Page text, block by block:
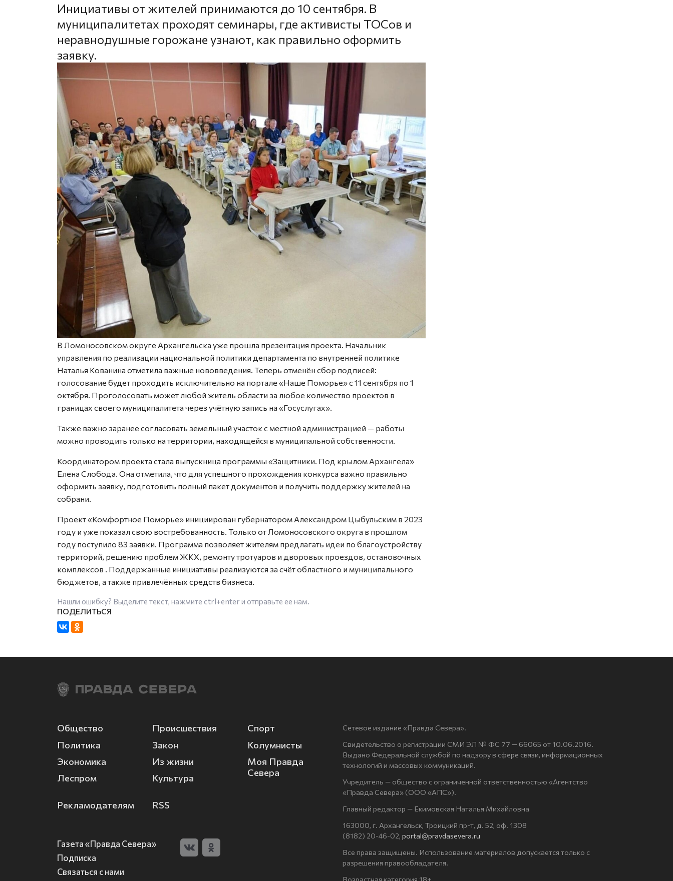
Инициативы от жителей принимаются до 10 сентября. В
муниципалитетах проходят семинары, где активисты ТОСов и
неравнодушные горожане узнают, как правильно оформить
заявку.
В Ломоносовском округе Архангельска уже прошла презентация проекта. Начальник
управления по реализации национальной политики департамента по внутренней политике
Наталья Кованина отметила важные нововведения. Теперь отменён сбор подписей:
голосование будет проходить исключительно на портале «Наше Поморье» с 11 сентября по 1
октября. Проголосовать может любой житель области за любое количество проектов в
границах своего муниципалитета через учётную запись на «Госуслугах».
Также важно заранее согласовать земельный участок с местной администрацией — работы
можно проводить только на территории, находящейся в муниципальной собственности.
Координатором проекта стала выпускница программы «Защитники. Под крылом Архангела»
Елена Слобода. Она отметила, что для успешного прохождения конкурса важно правильно
оформить заявку, подготовить полный пакет документов и получить поддержку жителей на
собрани.
Проект «Комфортное Поморье» инициирован губернатором Александром Цыбульским в 2023
году и уже показал свою востребованность. Только от Ломоносовского округа в прошлом
году поступило 83 заявки. Программа позволяет жителям предлагать идеи по благоустройству
территорий, решению проблем ЖКХ, ремонту тротуаров и дворовых проездов, остановочных
комплексов
. Поддержанные инициативы реализуются за счёт областного и муниципального
бюджетов, а также привлечённых средств бизнеса.
Нашли ошибку? Выделите текст, нажмите ctrl+enterи отправьте ее нам.
Общество
Политика
Экономика
Леспром
Происшествия
Закон
Из жизни
Культура
Спорт
Колумнисты
Моя Правда
Севера
Рекламодателям RSS
Газета «Правда Севера»
Подписка
Связаться с нами
Сетевое издание «Правда Севера».
Свидетельство о регистрации СМИ ЭЛ № ФС 77 — 66065 от 10.06.2016.
Выдано Федеральной службой по надзору в сфере связи, информационных
технологий и массовых коммуникаций.
Учредитель — общество с ограниченной ответственностью «Агентство
«Правда Севера» (ООО «АПС»).
Главный редактор — Екимовская Наталья Михайловна
163000, г. Архангельск, Троицкий пр-т, д. 52, оф. 1308
(8182) 20-46-02, portal@pravdasevera.ru
Все права защищены. Использование материалов допускается только с
разрешения правообладателя.